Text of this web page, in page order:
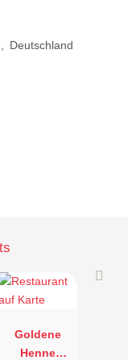
Deutschland
Goldene
Henne